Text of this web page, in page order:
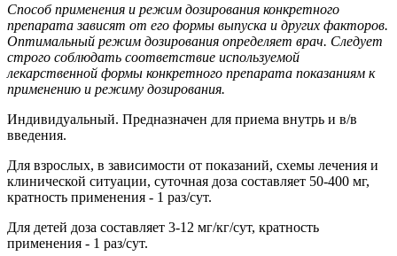
Способ применения и режим дозирования конкретного
препарата зависят от его формы выпуска и других факторов.
Оптимальный режим дозирования определяет врач. Следует
строго соблюдать соответствие используемой
лекарственной формы конкретного препарата показаниям к
применению и режиму дозирования.
Индивидуальный. Предназначен для приема внутрь и в/в
введения.
Для взрослых, в зависимости от показаний, схемы лечения и
клинической ситуации, суточная доза составляет 50-400 мг,
кратность применения - 1 раз/сут.
Для детей доза составляет 3-12 мг/кг/сут, кратность
применения - 1 раз/сут.